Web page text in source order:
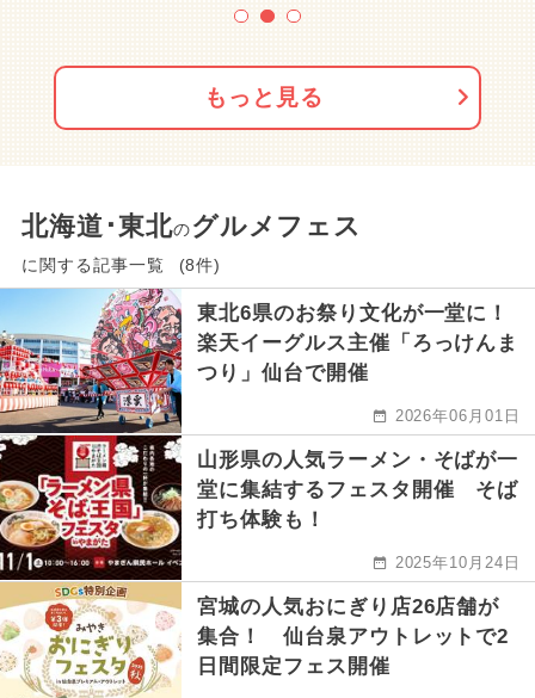
もっと見る
北海道･東北のグルメフェス
に関する記事一覧 (8件)
東北6県のお祭り文化が一堂に！
楽天イーグルス主催「ろっけんま
つり」仙台で開催
2026年06月01日
山形県の人気ラーメン・そばが一
堂に集結するフェスタ開催 そば
打ち体験も！
2025年10月24日
宮城の人気おにぎり店26店舗が
集合！ 仙台泉アウトレットで2
日間限定フェス開催